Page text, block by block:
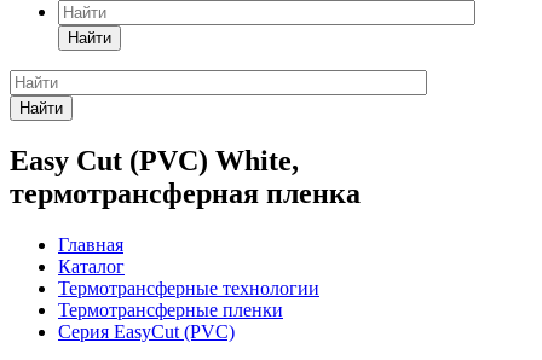
Найти
Найти
Easy Cut (PVC) White,
термотрансферная пленка
Главная
Каталог
Термотрансферные технологии
Термотрансферные пленки
Серия EasyCut (PVC)